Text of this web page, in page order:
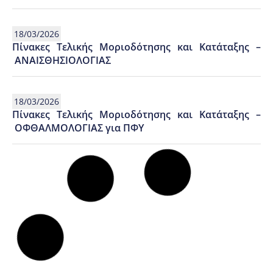
18/03/2026
Πίνακες Τελικής Μοριοδότησης και Κατάταξης –
ΑΝΑΙΣΘΗΣΙΟΛΟΓΙΑΣ
18/03/2026
Πίνακες Τελικής Μοριοδότησης και Κατάταξης –
ΟΦΘΑΛΜΟΛΟΓΙΑΣ για ΠΦΥ